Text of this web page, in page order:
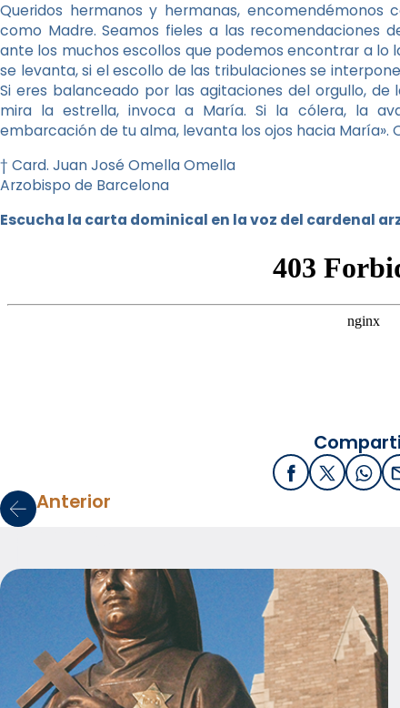
Queridos hermanos y hermanas, encomendémonos
como Madre. Seamos fieles a las recomendaciones
ante los muchos escollos que podemos encontrar a lo
se levanta, si el escollo de las tribulaciones se
Si eres balanceado por las agitaciones del orgullo,
mira la estrella, invoca a María. Si la cólera, la
embarcación de tu alma, levanta los ojos hacia María».
† Card. Juan José Omella Omella
Arzobispo de Barcelona
Escucha la carta dominical en la voz del cardenal
Facebook
X /
Anterior